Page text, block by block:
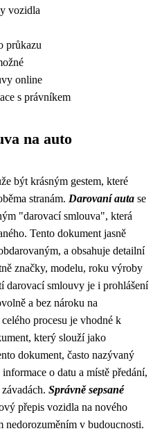
vozidla
průkazu
online
s právníkem
na auto
být krásným gestem, které
stranám. Darovaní auta se
"darovací smlouva", která
Tento dokument jasně
a obsahuje detailní
značky, modelu, roku výroby
darovací smlouvy je i prohlášení
a bez nároku na
procesu je vhodné k
který slouží jako
dokument, často nazývaný
o datu a místě předání,
Správně sepsané
přepis vozidla na nového
nedorozuměním v budoucnosti.